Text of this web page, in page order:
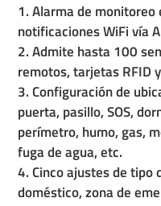
1. Alarma de
notificaciones WiFi vía
2. Admite hasta 100
remotos, tarjetas RFID
3. Configuración de
puerta, pasillo, SOS,
perímetro, humo, gas,
fuga de agua, etc.
4. Cinco ajustes de tipo
doméstico, zona de